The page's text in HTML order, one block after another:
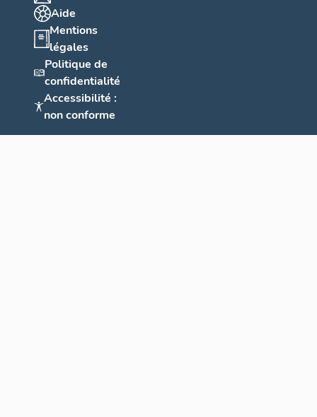
Aide
Mentions
légales
Politique de
confidentialité
Accessibilité :
non conforme